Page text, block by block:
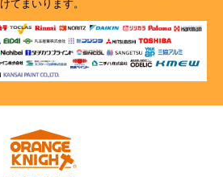
けてまいります。